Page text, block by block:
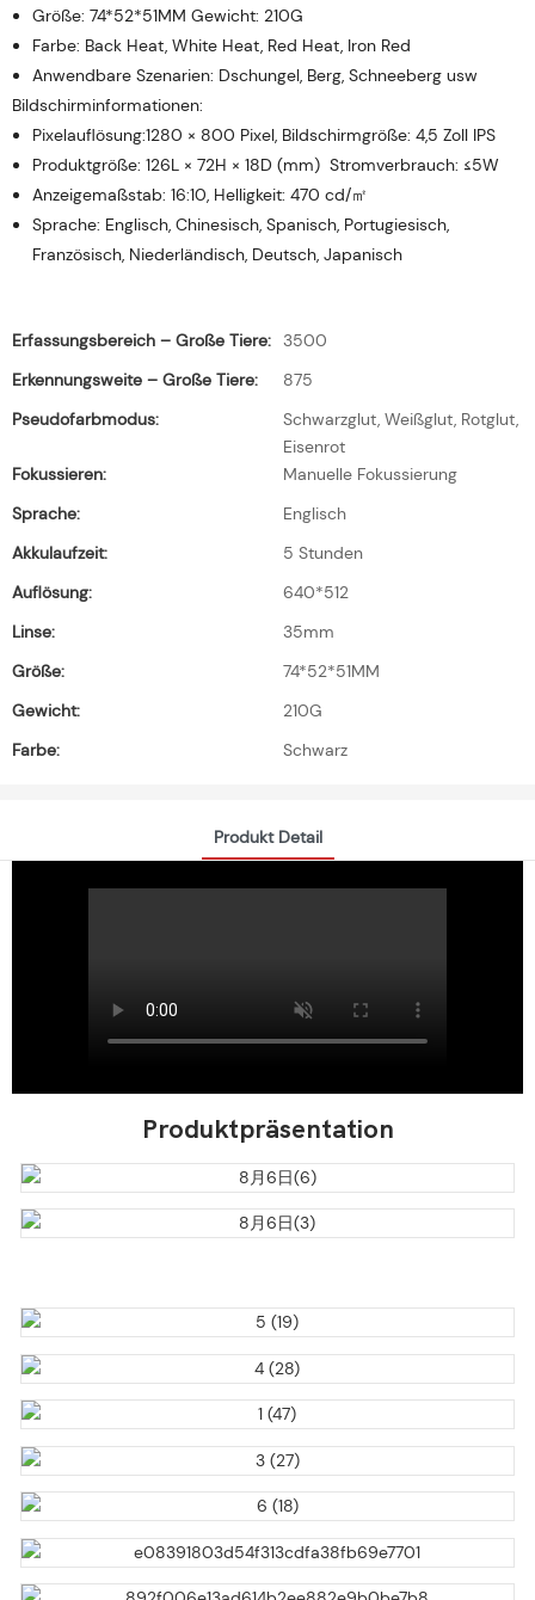
Größe: 74*52*51MM Gewicht: 210G
Farbe: Back Heat, White Heat, Red Heat, Iron Red
Anwendbare Szenarien: Dschungel, Berg, Schneeberg usw
Bildschirminformationen:
Pixelauflösung:1280 × 800 Pixel, Bildschirmgröße: 4,5 Zoll IPS
Produktgröße: 126L × 72H × 18D (mm) Stromverbrauch: ≤5W
Anzeigemaßstab: 16:10, Helligkeit: 470 cd/㎡
Sprache: Englisch, Chinesisch, Spanisch, Portugiesisch,
Französisch, Niederländisch, Deutsch, Japanisch
Erfassungsbereich – Große Tiere: 3500
Erkennungsweite – Große Tiere:
875
Pseudofarbmodus:
Schwarzglut, Weißglut, Rotglut,
Eisenrot
Fokussieren:
Manuelle Fokussierung
Sprache:
Englisch
Akkulaufzeit:
5 Stunden
Auflösung:
640*512
Linse:
35mm
Größe:
74*52*51MM
Gewicht:
210G
Farbe:
Schwarz
Produkt Detail
Produktpräsentation